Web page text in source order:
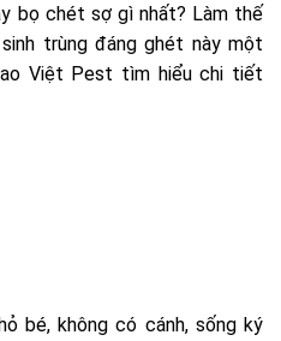
bọ chét sợ gì nhất? Làm thế
trùng đáng ghét này một
Việt Pest tìm hiểu chi tiết
bé, không có cánh, sống ký